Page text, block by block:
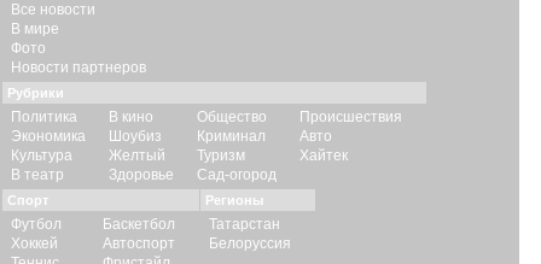
Все новости
В мире
Фото
Новости партнеров
Рубрики
Политика
Экономика
Культура
В театр
В кино
Шоубиз
Желтый
Здоровье
Общество
Криминал
Туризм
Сад-огород
Происшествия
Авто
Хайтек
Спорт
Футбол
Хоккей
Баскетбол
Автоспорт
Регионы
Татарстан
Белоруссия